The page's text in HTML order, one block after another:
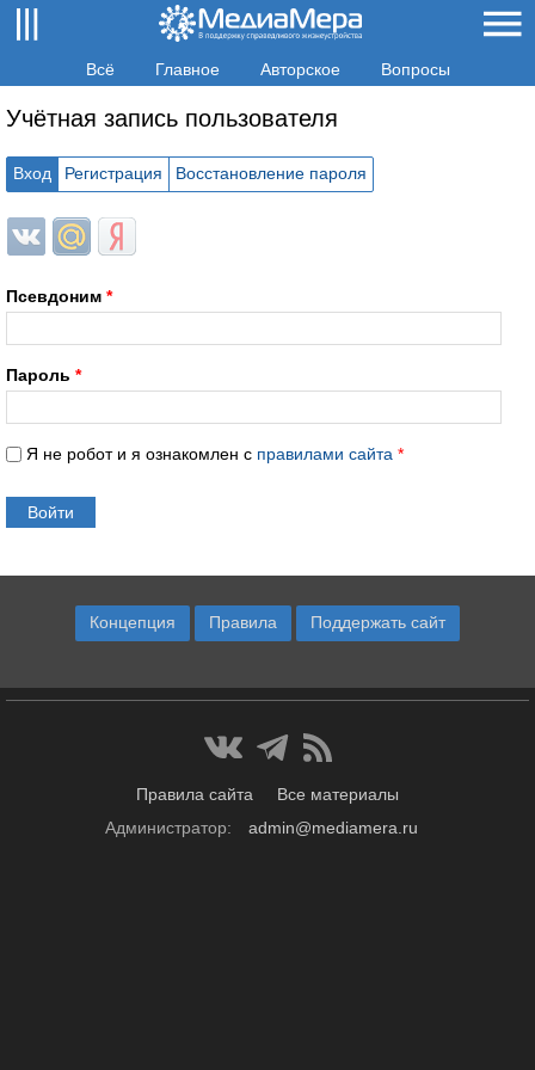
Всё Главное Авторское Вопросы
Учётная запись пользователя
Вход Регистрация Восстановление пароля
Login with ВКонтакте
Login with Mail.ru
Login with Яндекс
Псевдоним *
Пароль *
Я не робот и я ознакомлен с правилами сайта *
Концепция Правила Поддержать сайт
Правила сайта
Все материалы
Администратор:
admin@mediamera.ru